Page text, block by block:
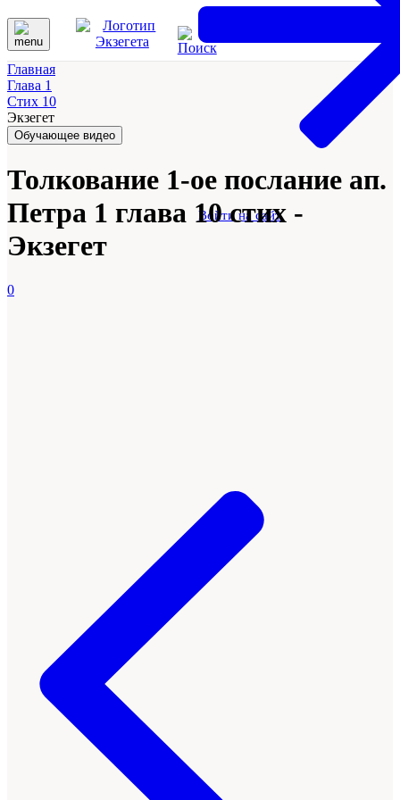
Войти на сайт
Главная
Глава 1
Стих 10
Экзегет
Обучающее видео
Толкование 1-ое послание ап.
Петра 1 глава 10 стих -
Экзегет
0